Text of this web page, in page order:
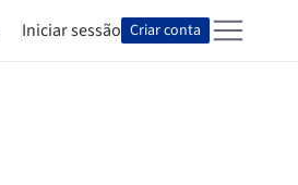
Iniciar sessão Criar conta